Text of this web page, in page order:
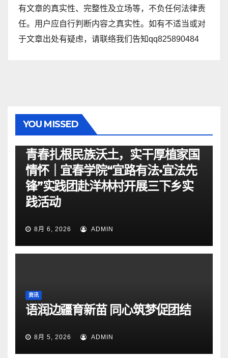
有文章的真实性、完整性及立场等，不负任何法律责
任。用户应自行判断内容之真实性。如有不适当或对
于文章出处有疑虑，请联络我们告知qq825890484
YOU MISSED
青春扎根民族沃土，实干厚植家国
情怀｜宜春学院“宜路有法•宜法先
锋”实践团赴洋林村开展三下乡实
践活动
8月 6, 2026 ADMIN
资讯
语润边疆育新苗 同心筑梦促团结
8月 5, 2026 ADMIN